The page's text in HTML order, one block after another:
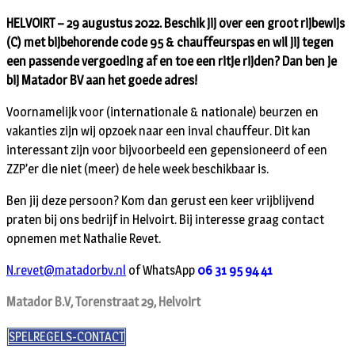
HELVOIRT – 29 augustus 2022. Beschik jij over een groot rijbewijs
(C) met bijbehorende code 95 & chauffeurspas en wil jij tegen
een passende vergoeding af en toe een ritje rijden? Dan ben je
bij Matador BV aan het goede adres!
Voornamelijk voor (internationale & nationale) beurzen en
vakanties zijn wij opzoek naar een inval chauffeur. Dit kan
interessant zijn voor bijvoorbeeld een gepensioneerd of een
ZZP’er die niet (meer) de hele week beschikbaar is.
Ben jij deze persoon? Kom dan gerust een keer vrijblijvend
praten bij ons bedrijf in Helvoirt. Bij interesse graag contact
opnemen met Nathalie Revet.
N.revet@matadorbv.nl of WhatsApp 06 31 95 94 41
Matador B.V, Torenstraat 29, Helvoirt
SPELREGELS-CONTACT